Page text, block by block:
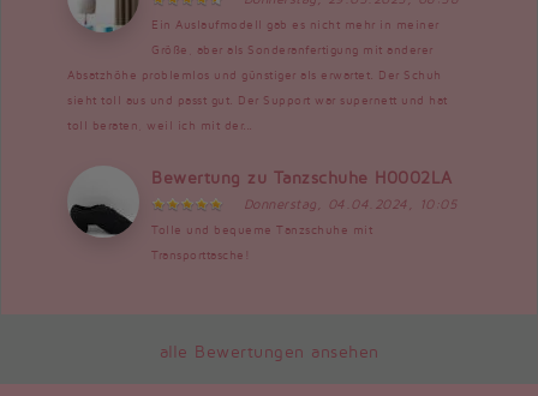
Ein Auslaufmodell gab es nicht mehr in meiner
Größe, aber als Sonderanfertigung mit anderer
Absatzhöhe problemlos und günstiger als erwartet. Der Schuh
sieht toll aus und passt gut. Der Support war supernett und hat
toll beraten, weil ich mit der...
Bewertung zu Tanzschuhe H0002LA
Donnerstag, 04.04.2024, 10:05
Tolle und bequeme Tanzschuhe mit
Transporttasche!
alle Bewertungen ansehen